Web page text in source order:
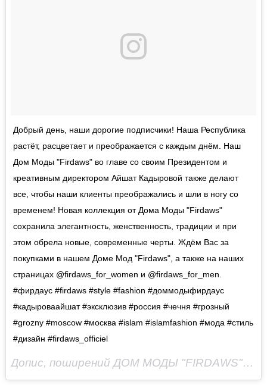
Добрый день, наши дорогие подписчики! Наша Республика
растёт, расцветает и преображается с каждым днём. Наш
Дом Моды "Firdaws" во главе со своим Президентом и
креативным директором Айшат Кадыровой также делают
все, чтобы наши клиенты преображались и шли в ногу со
временем! Новая коллекция от Дома Моды "Firdaws"
сохранила элегантность, женственность, традиции и при
этом обрела новые, современные черты. Ждём Вас за
покупками в нашем Доме Мод "Firdaws", а также на наших
страницах @firdaws_for_women и @firdaws_for_men.
#фирдаус #firdaws #style #fashion #доммодыфирдаус
#кадыроваайшат #эксклюзив #россия #чечня #грозный
#grozny #moscow #москва #islam #islamfashion #мода #стиль
#дизайн #firdaws_officiel
Допис, поширений ДОМ МОДЫ "FIRDAWS" (@firdaws_officiel)